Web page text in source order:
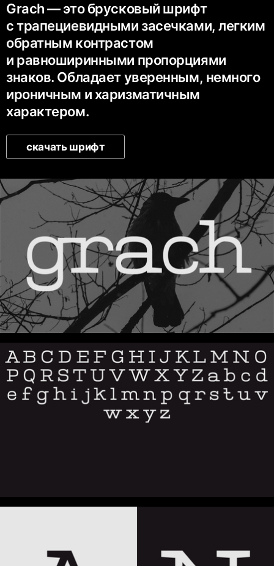
Grach — это брусковый шрифт
с трапециевидными засечками, легким
обратным контрастом
и равноширинными пропорциями
знаков. Обладает уверенным, немного
ироничным и харизматичным
характером.
скачать шрифт